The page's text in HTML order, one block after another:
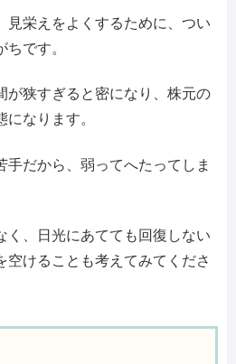
見栄えをよくするために、つい
です。
が狭すぎると密になり、株元の
なります。
手だから、弱ってへたってしま
く、日光にあてても回復しない
空けることも考えてみてくださ